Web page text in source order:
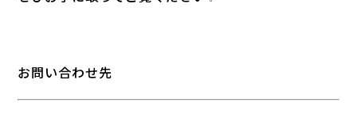
お問い合わせ先